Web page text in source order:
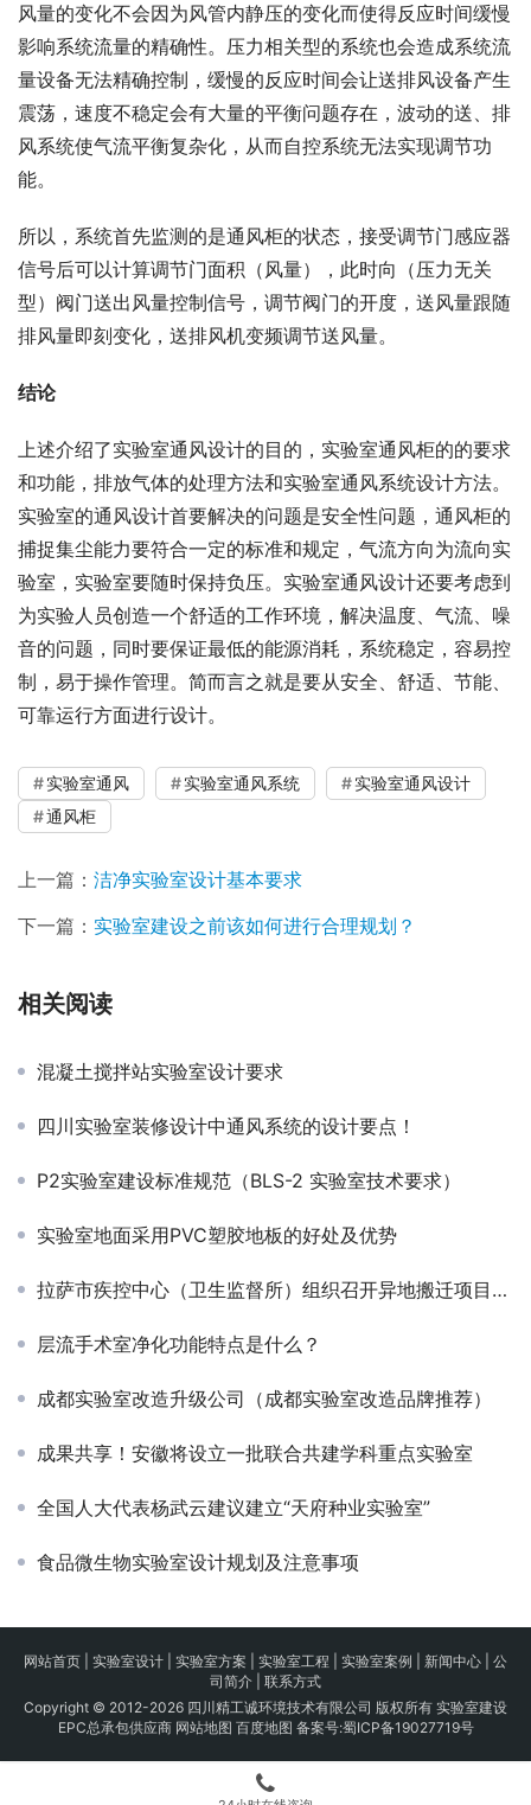
风量的变化不会因为风管内静压的变化而使得反应时间缓慢
影响系统流量的精确性。压力相关型的系统也会造成系统流
量设备无法精确控制，缓慢的反应时间会让送排风设备产生
震荡，速度不稳定会有大量的平衡问题存在，波动的送、排
风系统使气流平衡复杂化，从而自控系统无法实现调节功
能。
所以，系统首先监测的是通风柜的状态，接受调节门感应器
信号后可以计算调节门面积（风量），此时向（压力无关
型）阀门送出风量控制信号，调节阀门的开度，送风量跟随
排风量即刻变化，送排风机变频调节送风量。
结论
上述介绍了实验室通风设计的目的，实验室通风柜的的要求
和功能，排放气体的处理方法和实验室通风系统设计方法。
实验室的通风设计首要解决的问题是安全性问题，通风柜的
捕捉集尘能力要符合一定的标准和规定，气流方向为流向实
验室，实验室要随时保持负压。实验室通风设计还要考虑到
为实验人员创造一个舒适的工作环境，解决温度、气流、噪
音的问题，同时要保证最低的能源消耗，系统稳定，容易控
制，易于操作管理。简而言之就是要从安全、舒适、节能、
可靠运行方面进行设计。
实验室通风 实验室通风系统
实验室通风设计
通风柜
上一篇： 洁净实验室设计基本要求
下一篇： 实验室建设之前该如何进行合理规划？
相关阅读
混凝土搅拌站实验室设计要求
四川实验室装修设计中通风系统的设计要点！
P2实验室建设标准规范（BLS-2 实验室技术要求）
实验室地面采用PVC塑胶地板的好处及优势
拉萨市疾控中心（卫生监督所）组织召开异地搬迁项目实验室建设专家评估会
层流手术室净化功能特点是什么？
成都实验室改造升级公司（成都实验室改造品牌推荐）
成果共享！安徽将设立一批联合共建学科重点实验室
全国人大代表杨武云建议建立“天府种业实验室”
食品微生物实验室设计规划及注意事项
网站首页 实验室设计 实验室方案 实验室工程 实验室案例 新闻中心
公
司简介
联系方式
Copyright © 2012-2026 四川精工诚环境技术有限公司 版权所有 实验室建设
EPC总承包供应商 网站地图 百度地图 备案号:蜀ICP备19027719号